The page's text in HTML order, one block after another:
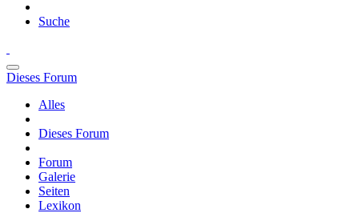
Suche
Dieses Forum
Alles
Dieses Forum
Forum
Galerie
Seiten
Lexikon